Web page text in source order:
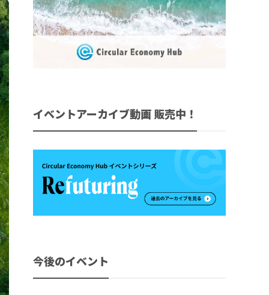
イベントアーカイブ動画 販売中！
今後のイベント